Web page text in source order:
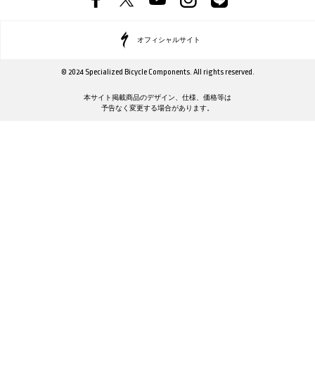
オフィシャルサイト
© 2024 Specialized Bicycle Components. All rights reserved.
本サイト掲載商品のデザイン、仕様、価格等は
予告なく変更する場合があります。